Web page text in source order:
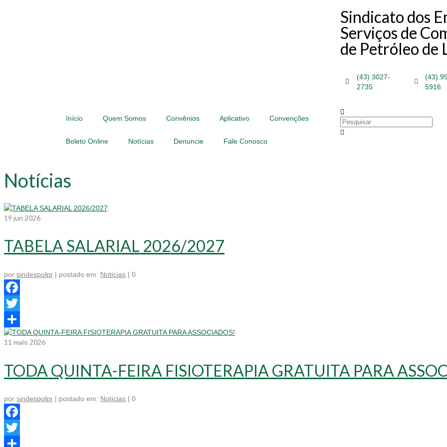
Sindicato dos
Serviços de
de Petróleo de
(43) 3027-
2735
(43)
5916
Início Quem Somos Convênios Aplicativo Convenções
Boleto Online Notícias Denuncie Fale Conosco
Notícias
19 jun 2026
TABELA SALARIAL 2026/2027
por sindespolpr | postado em: Notícias | 0
Facebook
Twitter
Share
11 maio 2026
TODA QUINTA-FEIRA FISIOTERAPIA GRATUITA PARA
por sindespolpr | postado em: Notícias | 0
Facebook
Twitter